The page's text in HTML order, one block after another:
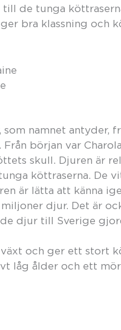
till de tunga
bra klassning och
som namnet antyder,
början var
skull. Djuren är
köttraserna. De
är lätta att känna
djur. Det är
djur till Sverige
och ger ett stort
låg ålder och ett